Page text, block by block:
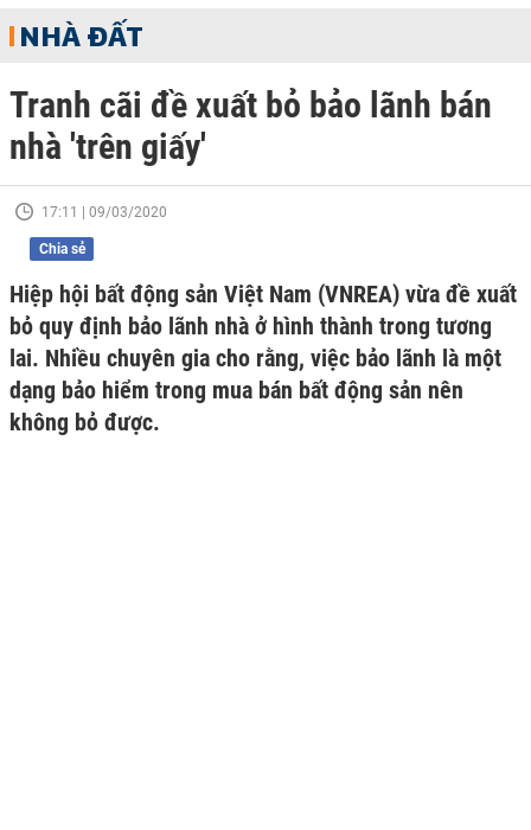
NHÀ ĐẤT
Tranh cãi đề xuất bỏ bảo lãnh bán
nhà 'trên giấy'
17:11 | 09/03/2020
Chia sẻ
Hiệp hội bất động sản Việt Nam (VNREA) vừa đề xuất
bỏ quy định bảo lãnh nhà ở hình thành trong tương
lai. Nhiều chuyên gia cho rằng, việc bảo lãnh là một
dạng bảo hiểm trong mua bán bất động sản nên
không bỏ được.